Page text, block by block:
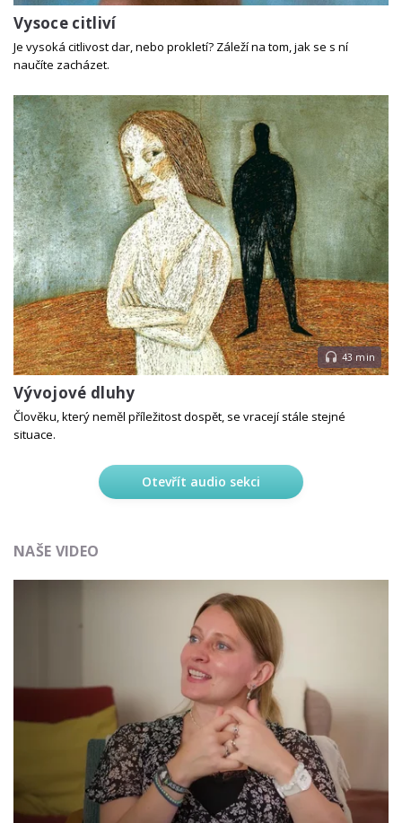
Vysoce citliví
Je vysoká citlivost dar, nebo prokletí? Záleží na tom, jak se s ní
naučíte zacházet.
43 min
Vývojové dluhy
Člověku, který neměl příležitost dospět, se vracejí stále stejné
situace.
Otevřít audio sekci
NAŠE VIDEO